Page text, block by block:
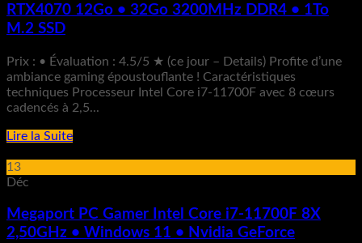
RTX4070 12Go • 32Go 3200MHz DDR4 • 1To
M.2 SSD
Prix : • Évaluation : 4.5/5 ★ (ce jour – Details) Profite d’une
ambiance gaming époustouflante ! Caractéristiques
techniques Processeur Intel Core i7-11700F avec 8 cœurs
cadencés à 2,5...
Lire la Suite
13
Déc
Megaport PC Gamer Intel Core i7-11700F 8X
2,50GHz • Windows 11 • Nvidia GeForce